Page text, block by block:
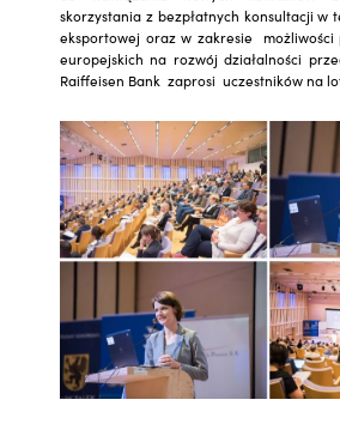
skorzystania z bezpłatnych konsultacji w
eksportowej oraz w zakresie możliwości
europejskich na rozwój działalności
Raiffeisen Bank zaprosi uczestników na